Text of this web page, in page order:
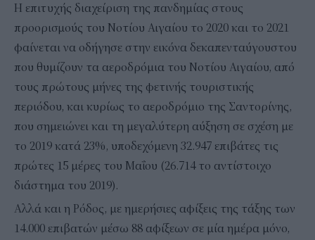
Η επιτυχής διαχείριση της πανδημίας στους
προορισμούς του Νοτίου Αιγαίου το 2020 και το 2021
φαίνεται να οδήγησε στην εικόνα δεκαπενταύγουστου
που θυμίζουν τα αεροδρόμια του Νοτίου Αιγαίου, από
τους πρώτους μήνες της φετινής τουριστικής
περιόδου, και κυρίως το αεροδρόμιο της Σαντορίνης,
που σημειώνει και τη μεγαλύτερη αύξηση σε σχέση με
το 2019 κατά 23%, υποδεχόμενη 32.947 επιβάτες τις
πρώτες 15 μέρες του Μαΐου (26.714 το αντίστοιχο
διάστημα του 2019).
Αλλά και η Ρόδος, με ημερήσιες αφίξεις της τάξης των
14.000 επιβατών μέσω 88 αφίξεων σε μία ημέρα μόνο,